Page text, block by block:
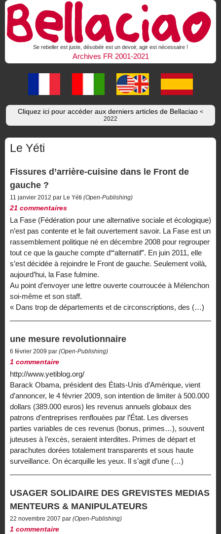
Se rebeller est juste, désobéir est un devoir, agir est nécessaire !
Archives FR 2001-2021
Cliquez ici pour accéder aux derniers articles de Bellaciao <
2022
Le Yéti
Fissures d’arrière-cuisine dans le Front de
gauche ?
11 janvier 2012 par Le Yéti (Open-Publishing)
21 commentaires
La Fase (Fédération pour une alternative sociale et écologique)
n’est pas contente et le fait ouvertement savoir. La Fase est un
rassemblement politique né en décembre 2008 pour regrouper
tout ce que la gauche compte d‘“alternatif”. En juin 2011, elle
s’est décidée à rejoindre le Front de gauche. Seulement voilà,
aujourd’hui, la Fase fulmine.
Au point d’envoyer une lettre ouverte courroucée à Mélenchon
soi-même et son staff.
« Dans trop de départements et de circonscriptions, des (…)
une mesure revolutionnaire
6 février 2009 par (Open-Publishing)
1 commentaire
http://www.yetiblog.org/
Barack Obama, président des États-Unis d’Amérique, vient
d’annoncer, le 4 février 2009, son intention de limiter à 500.000
dollars (389.000 euros) les revenus annuels globaux des
patrons d’entreprises renflouées par l’État. Les diverses
parties variables de ces revenus (bonus, primes…), souvent
juteuses à l’excès, seraient interdites. Primes de départ et
parachutes dorées totalement transparents et sous haute
surveillance. On écarquille les yeux. Il s’agit d’une (…)
USAGER SOLIDAIRE DES GREVISTES MEDIAS
MENTEURS & MANIPULATEURS
22 novembre 2007 par (Open-Publishing)
1 commentaire